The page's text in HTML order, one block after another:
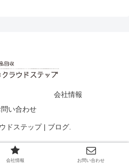
会社情報
問い合わせ
ドステップ | ブログ.
会社情報 お問い合わせ